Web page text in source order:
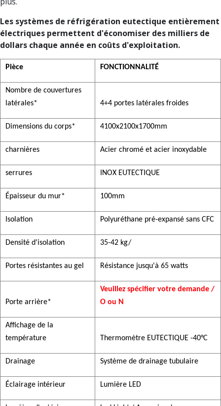
Les systèmes de réfrigération eutectique entièrement
électriques permettent d'économiser des milliers de
dollars chaque année en coûts d'exploitation.
Pièce FONCTIONNALITÉ
Nombre de couvertures
latérales*
4+4 portes latérales froides
Dimensions du corps* 4100x2100x1700mm
charnières Acier chromé et acier inoxydable
serrures INOX EUTECTIQUE
Épaisseur du mur* 100mm
Isolation Polyuréthane pré-expansé sans CFC
Densité d'isolation 35-42 kg/
Portes résistantes au gel Résistance jusqu'à 65 watts
Porte arrière*
Veuillez spécifier votre demande /
O ou N
Affichage de la
température
Thermomètre EUTECTIQUE -40°C
Drainage Système de drainage tubulaire
Éclairage intérieur Lumière LED